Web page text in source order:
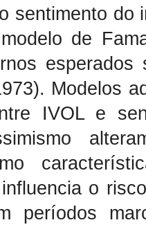
sentimento do
de
Modelos
IVOL e
o
períodos